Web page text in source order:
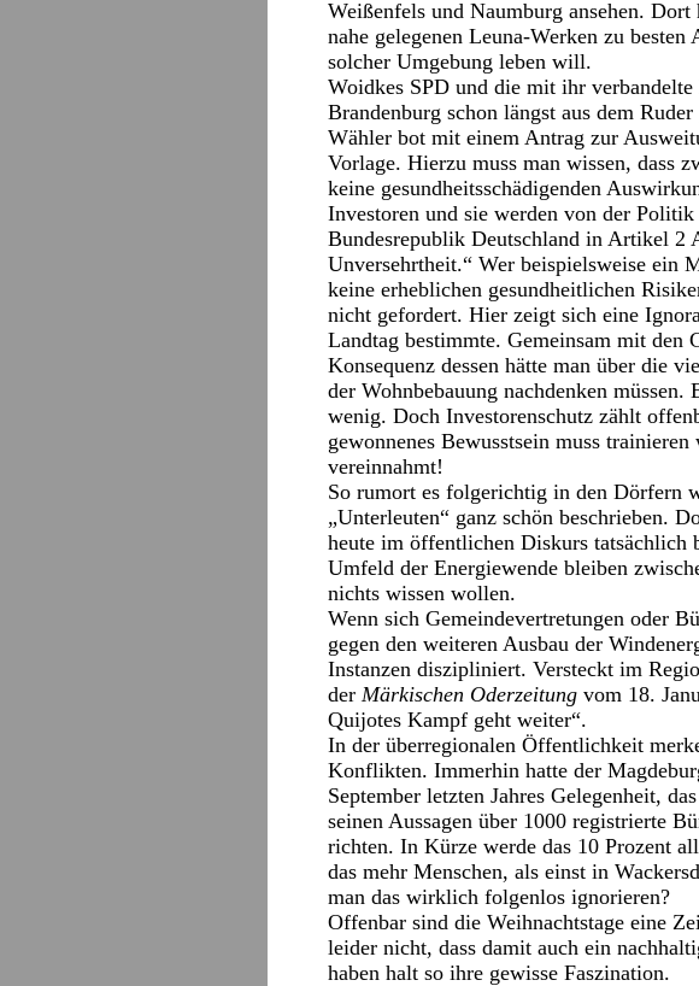
Weißenfels und Naumburg ansehen.
nahe gelegenen Leuna-Werken zu
solcher Umgebung leben will.
Woidkes SPD und die mit ihr
Brandenburg schon längst aus dem
Wähler bot mit einem Antrag zur
Vorlage. Hierzu muss man wissen, dass
keine gesundheitsschädigenden
Investoren und sie werden von der
Bundesrepublik Deutschland in Artikel 2
Unversehrtheit.“ Wer beispielsweise ein
keine erheblichen gesundheitlichen
nicht gefordert. Hier zeigt sich eine
Landtag bestimmte. Gemeinsam mit den
Konsequenz dessen hätte man über die
der Wohnbebauung nachdenken
wenig. Doch Investorenschutz zählt
gewonnenes Bewusstsein muss
vereinnahmt!
So rumort es folgerichtig in den Dörfern
„Unterleuten“ ganz schön beschrieben.
heute im öffentlichen Diskurs
Umfeld der Energiewende bleiben
nichts wissen wollen.
Wenn sich Gemeindevertretungen oder
gegen den weiteren Ausbau der
Instanzen diszipliniert. Versteckt im
der Märkischen Oderzeitung vom 18.
Quijotes Kampf geht weiter“.
In der überregionalen Öffentlichkeit
Konflikten. Immerhin hatte der
September letzten Jahres Gelegenheit,
seinen Aussagen über 1000 registrierte
richten. In Kürze werde das 10 Prozent
das mehr Menschen, als einst in
man das wirklich folgenlos ignorieren?
Offenbar sind die Weihnachtstage eine
leider nicht, dass damit auch ein
haben halt so ihre gewisse Faszination.